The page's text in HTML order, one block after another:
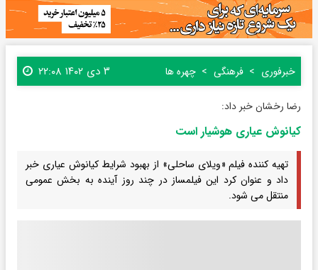
خبرفوری فرهنگی چهره ها ۳ دی ۱۴۰۲ ۲۲:۰۸
رضا رخشان خبر داد:
کیانوش عیاری هوشیار است
تهیه کننده فیلم «ویلای ساحلی» از بهبود شرایط کیانوش عیاری خبر
داد و عنوان کرد این فیلمساز در چند روز آینده به بخش عمومی
منتقل می شود.